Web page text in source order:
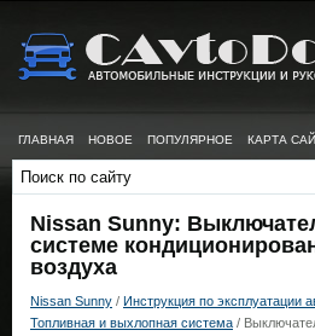
ГЛАВНАЯ НОВОЕ ПОПУЛЯРНОЕ КАРТА
Nissan Sunny:
системе
воздуха
Nissan Sunny / Инструкция по эксплуатации
Топливная и выхлопная система /